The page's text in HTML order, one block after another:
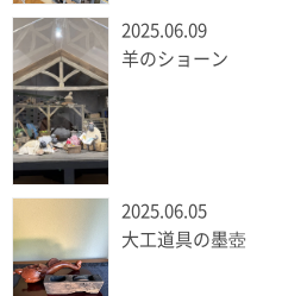
2025.06.09
羊のショーン
2025.06.05
大工道具の墨壺